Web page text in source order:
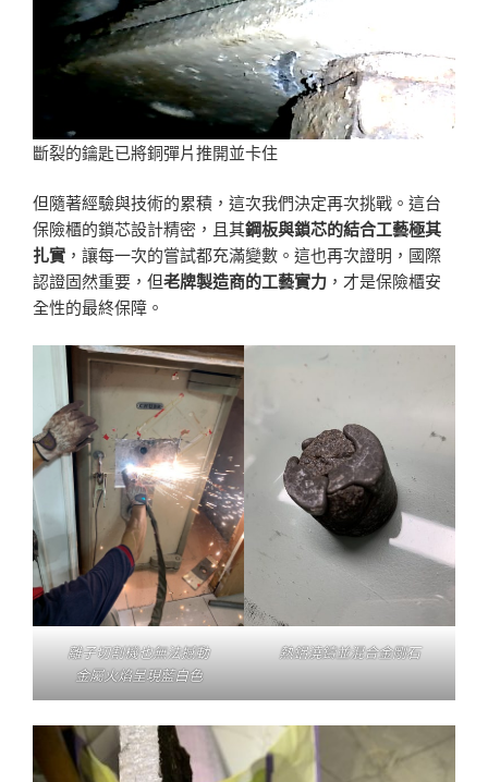
斷裂的鑰匙已將銅彈片推開並卡住
但隨著經驗與技術的累積，這次我們決定再次挑戰。這台
保險櫃的鎖芯設計精密，且其鋼板與鎖芯的結合工藝極其
扎實 ，讓每一次的嘗試都充滿變數。這也再次證明，國際
認證固然重要，但老牌製造商的工藝實力 ，才是保險櫃安
全性的最終保障。
離子切割機也無法撼動
金屬火焰呈現藍白色
熱鋁澆鑄並混合金剛石